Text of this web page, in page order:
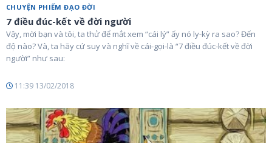
CHUYỆN PHIẾM ĐẠO ĐỜI
7 điều đúc-kết về đời người
Vậy, mời bạn và tôi, ta thử để mắt xem “cái lý” ấy nó ly-kỳ ra sao? Đến
độ nào? Và, ta hãy cứ suy và nghĩ về cái-gọi-là “7 điều đúc-kết về đời
người” như sau:
11:39 13/02/2018